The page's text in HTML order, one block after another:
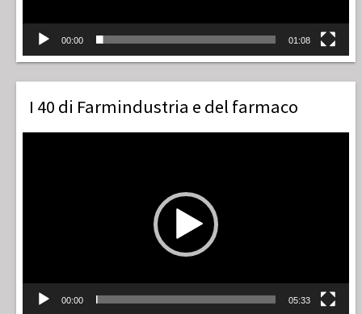
00:00 01:08
I 40 di Farmindustria e del farmaco
00:00 05:33